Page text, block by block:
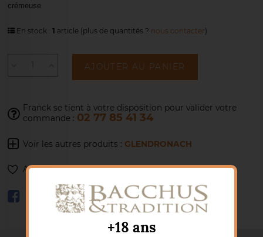
crémeuse
En stock : 1 article(plus de quantités ? nous contacter)
AJOUTER AU PANIER
Franck se tient à votre disposition pour valider votre
commande : 02 77 85 41 34
Voir les autres produits : GLENDRONACH
Ajouter à ma liste de souhaits
+18 ans